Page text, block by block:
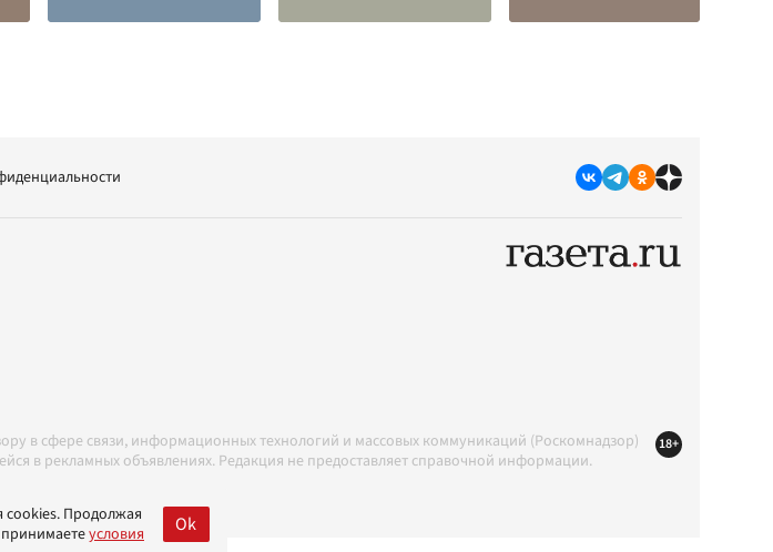
в сфере связи, информационных технологий и массовых коммуникаций (Роскомнадзор)
в рекламных объявлениях. Редакция не предоставляет справочной информации.
Правилами
18+
cookies. Продолжая
принимаетеусловия Ok